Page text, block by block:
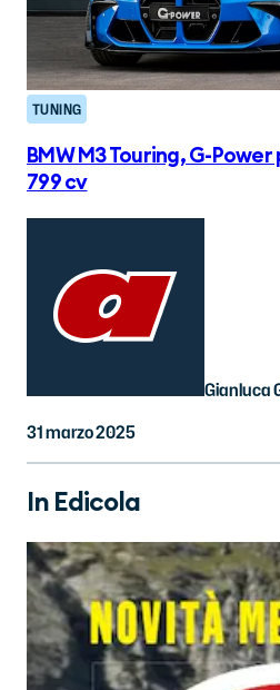
TUNING
BMW M3 Touring, G-
799 cv
Gianluca
31 marzo 2025
In Edicola